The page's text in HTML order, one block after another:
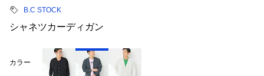
B.C STOCK
シャネツカーディガン
カラー